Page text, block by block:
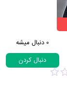
0 دنبال میشه
دنبال کردن